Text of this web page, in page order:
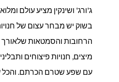
ג'ורג' ושינקין מציע עולם
בשוק יש מבחר עצום של חנויות
הרחובות והסמטאות שלאורך
מיצים, חנויות פיצוחים
עם שפע שטרם הכרתם. והכל